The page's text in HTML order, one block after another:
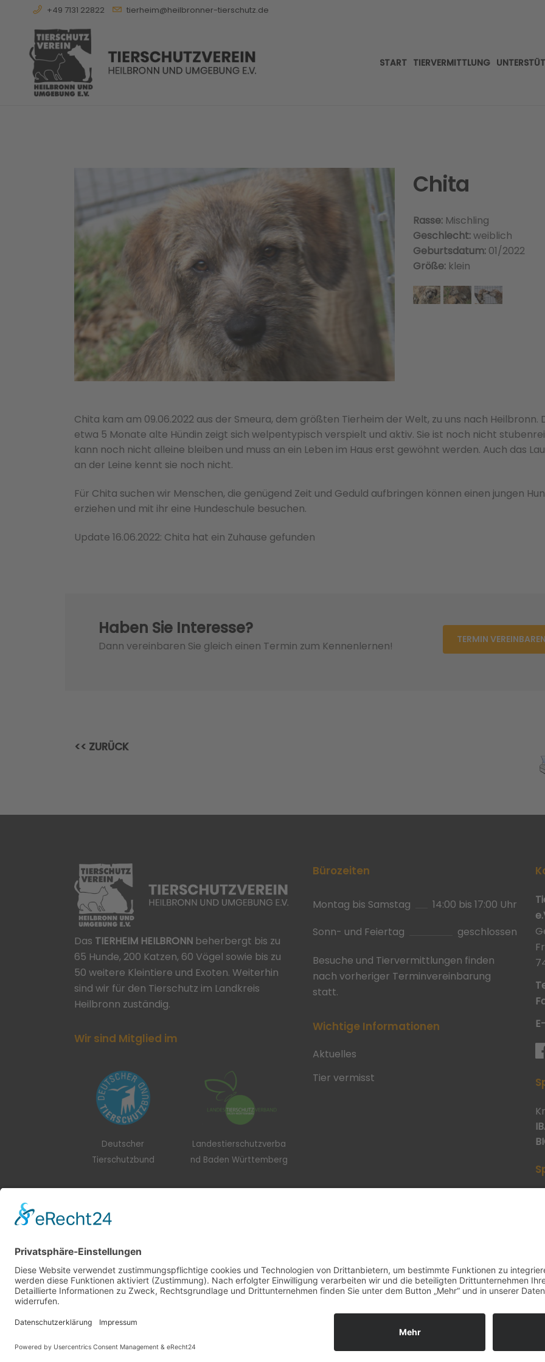
+49 7131 22822 tierheim@heilbronner-tierschutz.de
START TIERVERMITTLUNG
Chita
Rasse:Mischling
Geschlecht:weiblich
Geburtsdatum:01/2022
Größe:klein
Chita kam am 09.06.2022 aus der Smeura, dem größten Tierheim der Welt, zu uns nach Heilbronn.
etwa 5 Monate alte Hündin zeigt sich welpentypisch verspielt und aktiv. Sie ist noch nicht
kann noch nicht alleine bleiben und muss an ein Leben im Haus erst gewöhnt werden. Auch das
an der Leine kennt sie noch nicht.
Für Chita suchen wir Menschen, die genügend Zeit und Geduld aufbringen können einen jungen
erziehen und mit ihr eine Hundeschule besuchen.
Update 16.06.2022: Chita hat ein Zuhause gefunden
Haben Sie Interesse?
Dann vereinbaren Sie gleich einen Termin zum Kennenlernen! TERMIN
<< ZURÜCK
Das TIERHEIM HEILBRONN beherbergt bis zu
65 Hunde, 200 Katzen, 60 Vögel sowie bis zu
50 weitere Kleintiere und Exoten. Weiterhin
sind wir für den Tierschutz im Landkreis
Heilbronn zuständig.
Wir sind Mitglied im
Deutscher
Tierschutzbund
Landestierschutzverba
nd Baden Württemberg
Bürozeiten
Montag bis Samstag
14:00 bis 17:00 Uhr
Sonn- und Feiertag
geschlossen
Besuche und Tiervermittlungen finden
nach vorheriger Terminvereinbarung
statt.
Wichtige Informationen
Aktuelles
Tier vermisst